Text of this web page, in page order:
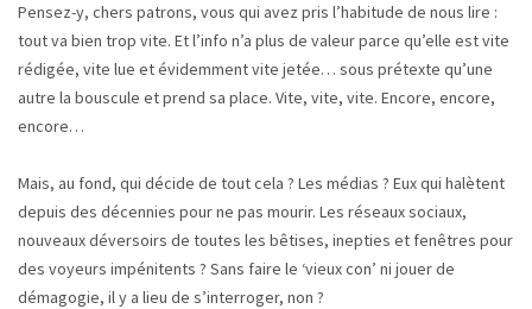
Pensez-y, chers patrons, vous qui avez pris l’habitude de nous lire :
tout va bien trop vite. Et l’info n’a plus de valeur parce qu’elle est vite
rédigée, vite lue et évidemment vite jetée… sous prétexte qu’une
autre la bouscule et prend sa place. Vite, vite, vite. Encore, encore,
encore…
Mais, au fond, qui décide de tout cela ? Les médias ? Eux qui halètent
depuis des décennies pour ne pas mourir. Les réseaux sociaux,
nouveaux déversoirs de toutes les bêtises, inepties et fenêtres pour
des voyeurs impénitents ? Sans faire le ‘vieux con’ ni jouer de
démagogie, il y a lieu de s’interroger, non ?